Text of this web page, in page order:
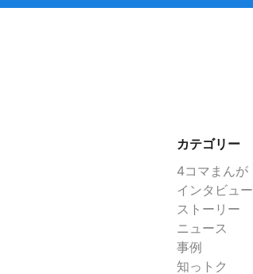
カテゴリー
4コマまんが
インタビュー
ストーリー
ニュース
事例
知っトク